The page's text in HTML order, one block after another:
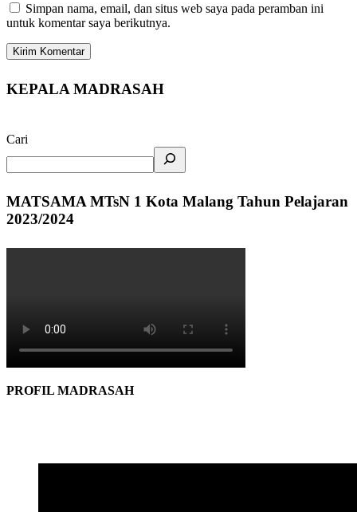
Simpan nama, email, dan situs web saya pada peramban ini
untuk komentar saya berikutnya.
KEPALA MADRASAH
Cari
MATSAMA MTsN 1 Kota Malang Tahun Pelajaran
2023/2024
PROFIL MADRASAH